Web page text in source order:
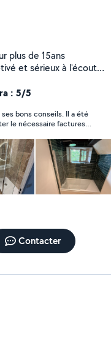
plus de 15ans
et sérieux à l'écoute
en fonctions de
haute gamme. Un
Pour toute
: 5/5
bons conseils. Il a été
le nécessaire factures à
Yannick !
Contacter